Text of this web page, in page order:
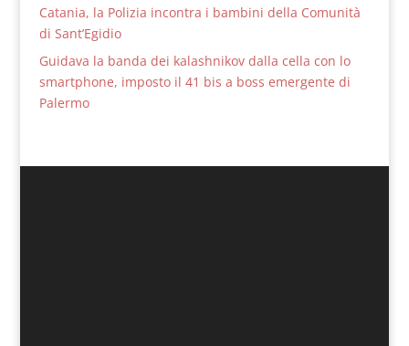
Catania, la Polizia incontra i bambini della Comunità
di Sant’Egidio
Guidava la banda dei kalashnikov dalla cella con lo
smartphone, imposto il 41 bis a boss emergente di
Palermo